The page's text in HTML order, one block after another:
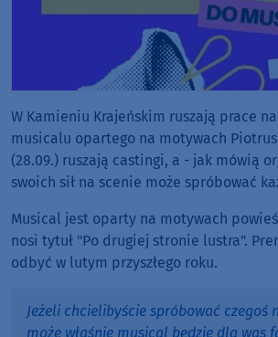
W Kamieniu Krajeńskim ruszają prace
musicalu opartego na motywach
(28.09.) ruszają castingi, a - jak mówią
swoich sił na scenie może spróbować
Musical jest oparty na motywach
nosi tytuł "Po drugiej stronie lustra".
odbyć w lutym przyszłego roku.
Jeżeli chcielibyście spróbować czegoś
może właśnie musical będzie dla was